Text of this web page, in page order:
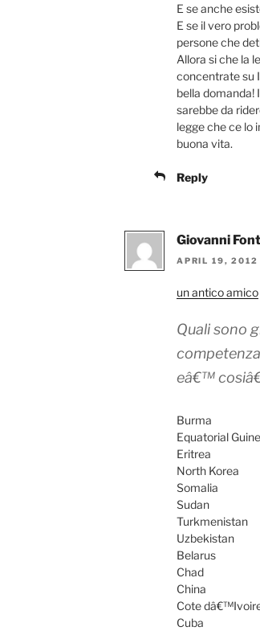
E se anche
E se il vero
persone che
Allora si che la
concentrate su
bella domanda!
sarebbe da
legge che ce lo
buona vita.
Reply
Giovanni
APRIL 19, 2012
un antico amico
Quali sono
eâ€™
Burma
Equatorial
Eritrea
North Korea
Somalia
Sudan
Turkmenistan
Uzbekistan
Belarus
Chad
China
Cote
Cuba